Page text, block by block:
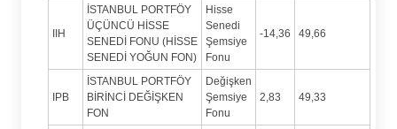
IIH
İSTANBUL PORTFÖY
ÜÇÜNCÜ HİSSE
SENEDİ FONU (HİSSE
SENEDİ YOĞUN FON)
Hisse
Senedi
Şemsiye
Fonu
-14,36 49,66
IPB
İSTANBUL PORTFÖY
BİRİNCİ DEĞİŞKEN
FON
Değişken
Şemsiye
Fonu
2,83 49,33